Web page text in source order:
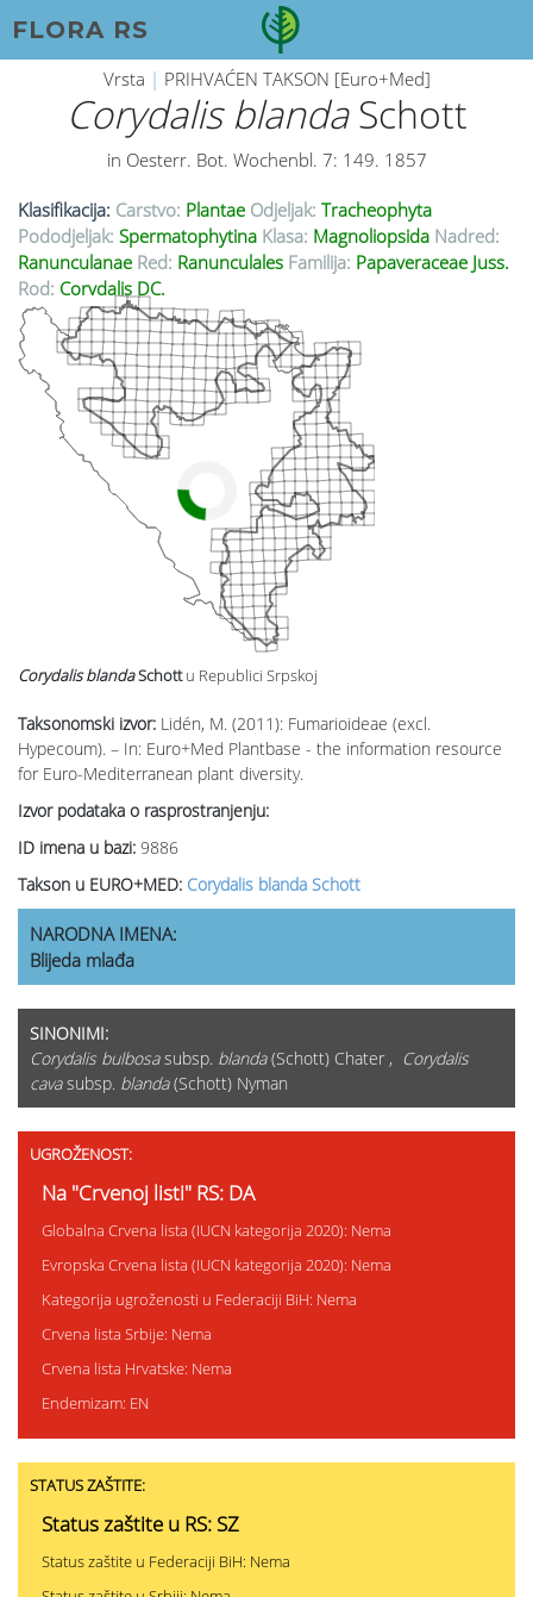
FLORA RS
Vrsta | PRIHVAĆEN TAKSON [Euro+Med]
Corydalis blandaSchott
in Oesterr. Bot. Wochenbl. 7: 149. 1857
Klasifikacija: Carstvo: Plantae Odjeljak: Tracheophyta
Pododjeljak: Spermatophytina Klasa: Magnoliopsida Nadred:
Ranunculanae Red: Ranunculales Familija: Papaveraceae Juss.
Rod: Corydalis DC.
Taksonomski izvor: Lidén, M. (2011): Fumarioideae (excl.
Hypecoum). – In: Euro+Med Plantbase - the information resource
for Euro-Mediterranean plant diversity.
Izvor podataka o rasprostranjenju:
ID imena u bazi: 9886
Takson u EURO+MED: Corydalis blanda Schott
Corydalis blandaSchott u Republici Srpskoj
NARODNA IMENA:
Blijeda mlađa
SINONIMI:
Corydalis bulbosasubsp. blanda(Schott) Chater , Corydalis
cavasubsp. blanda(Schott) Nyman
UGROŽENOST:
Na "Crvenoj listi" RS: DA
Globalna Crvena lista (IUCN kategorija 2020): Nema
Evropska Crvena lista (IUCN kategorija 2020): Nema
Kategorija ugroženosti u Federaciji BiH: Nema
Crvena lista Srbije: Nema
Crvena lista Hrvatske: Nema
Endemizam: EN
STATUS ZAŠTITE:
Status zaštite u RS: SZ
Status zaštite u Federaciji BiH: Nema